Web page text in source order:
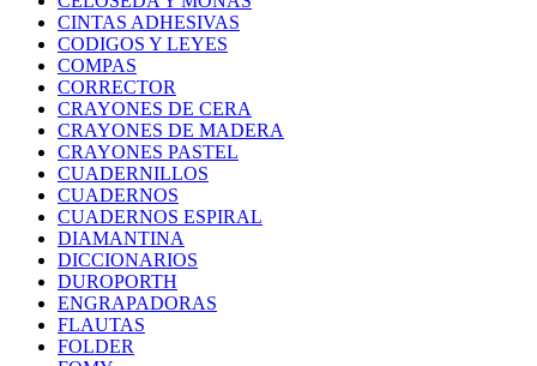
CINTAS ADHESIVAS
CODIGOS Y LEYES
COMPAS
CORRECTOR
CRAYONES DE CERA
CRAYONES DE MADERA
CRAYONES PASTEL
CUADERNILLOS
CUADERNOS
CUADERNOS ESPIRAL
DIAMANTINA
DICCIONARIOS
DUROPORTH
ENGRAPADORAS
FLAUTAS
FOLDER